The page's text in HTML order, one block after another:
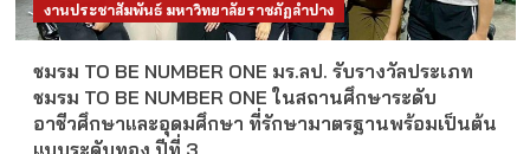
งานประชาสัมพันธ์ มหาวิทยาลัยราชภัฏลำปาง
ชมรม TO BE NUMBER ONE มร.ลป. รับรางวัลประเภท
ชมรม TO BE NUMBER ONE ในสถานศึกษาระดับ
อาชีวศึกษาและอุดมศึกษา ที่รักษามาตรฐานพร้อมเป็นต้น
แบบระดับทอง ปีที่ 3